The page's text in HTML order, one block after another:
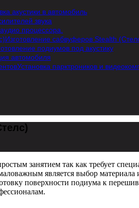
акустики в автомобиль
звука
процессора.
Изготовление сабвуферов Stealth
подиумов под акустику
автомобиля
Установка парктроников и
занятием так как требует
является выбор
поверхности подиума к